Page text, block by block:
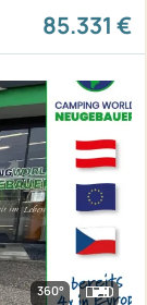
85.331 €
360°